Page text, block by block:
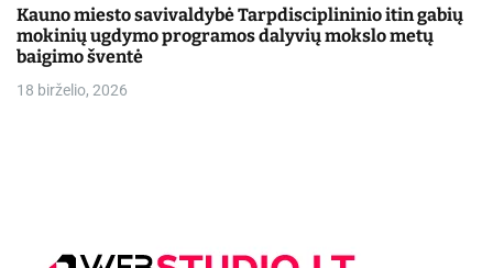
Kauno miesto savivaldybė Tarpdisciplininio itin gabių
mokinių ugdymo programos dalyvių mokslo metų
baigimo šventė
18 birželio, 2026